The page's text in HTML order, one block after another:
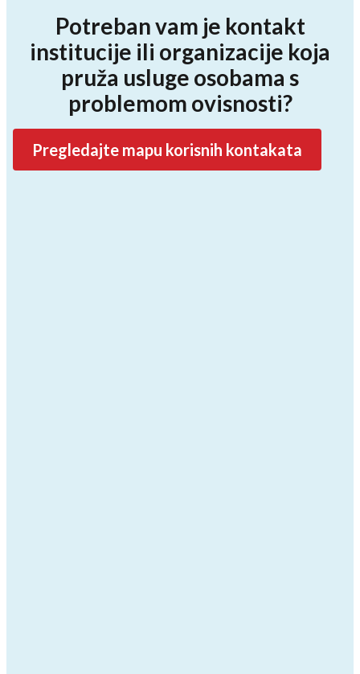
Potreban vam je kontakt
institucije ili organizacije koja
pruža usluge osobama s
problemom ovisnosti?
Pregledajte mapu korisnih kontakata